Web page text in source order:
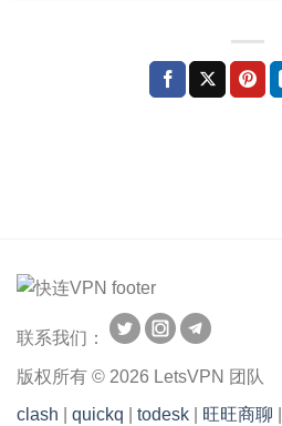
联系我们：
版权所有 © 2026 LetsVPN 团队
clash quickq todesk 旺旺商聊